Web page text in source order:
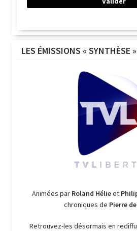
LES ÉMISSIONS « SYNTHÈSE
Animées par Roland Hélieet
chroniques de Pierre
Retrouvez-les désormais en